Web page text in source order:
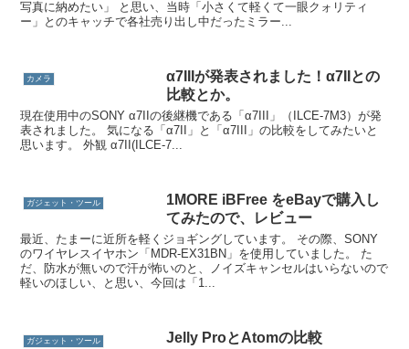
写真に納めたい」 と思い、当時「小さくて軽くて一眼クォリティ
ー」とのキャッチで各社売り出し中だったミラー...
カメラ
α7IIIが発表されました！α7IIとの
比較とか。
現在使用中のSONY α7IIの後継機である「α7III」（ILCE-7M3）が発
表されました。 気になる「α7II」と「α7III」の比較をしてみたいと
思います。 外観 α7II(ILCE-7...
ガジェット・ツール
1MORE iBFree をeBayで購入し
てみたので、レビュー
最近、たまーに近所を軽くジョギングしています。 その際、SONY
のワイヤレスイヤホン「MDR-EX31BN」を使用していました。 た
だ、防水が無いので汗が怖いのと、ノイズキャンセルはいらないので
軽いのほしい、と思い、今回は「1...
ガジェット・ツール Jelly ProとAtomの比較